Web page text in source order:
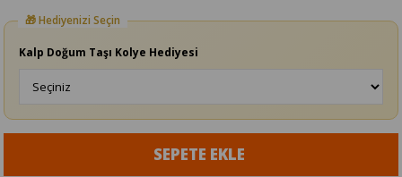
Kalp Doğum Taşı Kolye Hediyesi